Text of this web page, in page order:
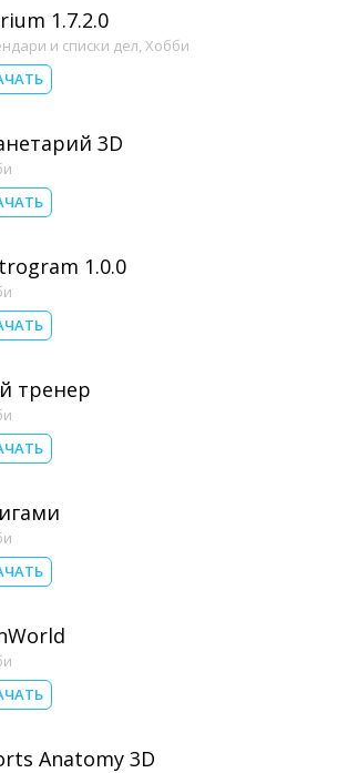
1.7.2.0
и списки дел, Хобби
3D
1.0.0
тренер
Anatomy 3D